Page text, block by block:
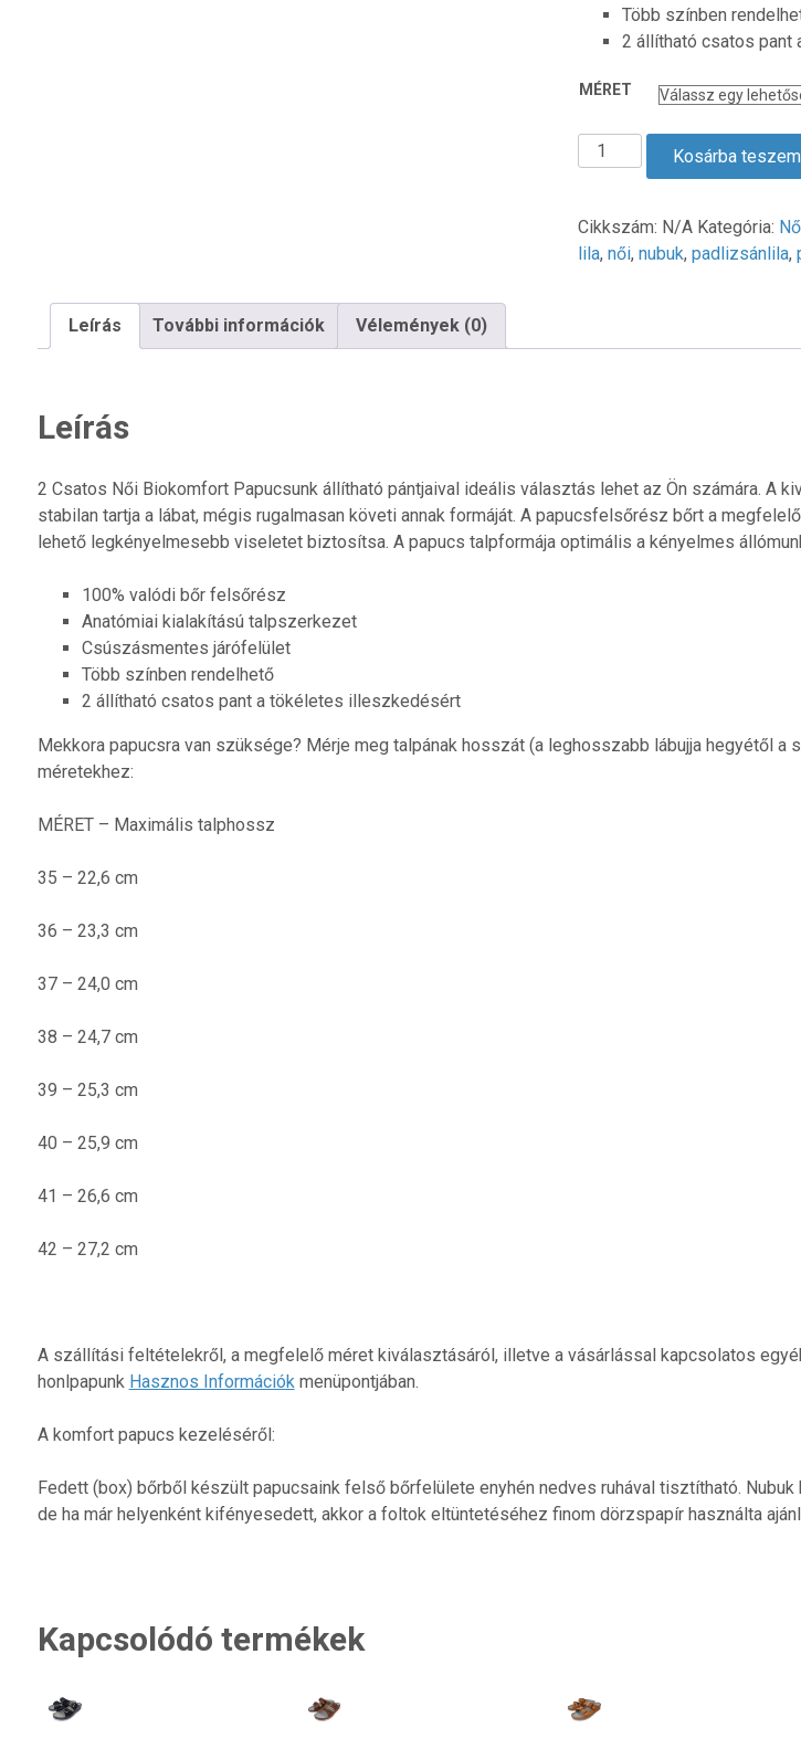
Több színben
2 állítható csatos
MÉRET
Csatos
Biokomfort
Papucs
Kosárba teszem
Cikkszám: N/A Kategória:
lila, női, nubuk, padlizsánlila,
Leírás További információk Vélemények (0)
Leírás
2 Csatos Női Biokomfort Papucsunk állítható pántjaival ideális választás lehet az Ön számára. A
stabilan tartja a lábat, mégis rugalmasan követi annak formáját. A papucsfelsőrész bőrt a
lehető legkényelmesebb viseletet biztosítsa. A papucs talpformája optimális a kényelmes
100% valódi bőr felsőrész
Anatómiai kialakítású talpszerkezet
Csúszásmentes járófelület
Több színben rendelhető
2 állítható csatos pant a tökéletes illeszkedésért
Mekkora papucsra van szüksége? Mérje meg talpának hosszát (a leghosszabb lábujja hegyétől a
méretekhez:
MÉRET – Maximális talphossz
35 – 22,6 cm
36 – 23,3 cm
37 – 24,0 cm
38 – 24,7 cm
39 – 25,3 cm
40 – 25,9 cm
41 – 26,6 cm
42 – 27,2 cm
A szállítási feltételekről, a megfelelő méret kiválasztásáról, illetve a vásárlással kapcsolatos
honlpapunk Hasznos Információkmenüpontjában.
A komfort papucs kezeléséről:
Fedett (box) bőrből készült papucsaink felső bőrfelülete enyhén nedves ruhával tisztítható.
de ha már helyenként kifényesedett, akkor a foltok eltüntetéséhez finom dörzspapír használta
Kapcsolódó termékek